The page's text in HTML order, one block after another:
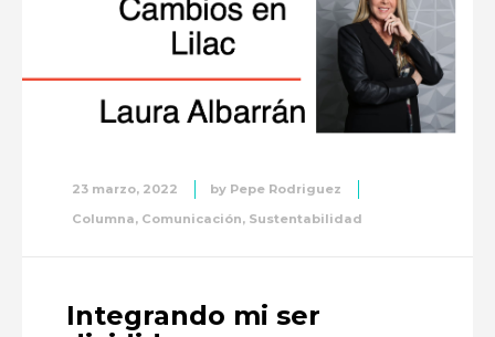
23 marzo, 2022 by Pepe Rodriguez
Columna, Comunicación, Sustentabilidad
Integrando mi ser